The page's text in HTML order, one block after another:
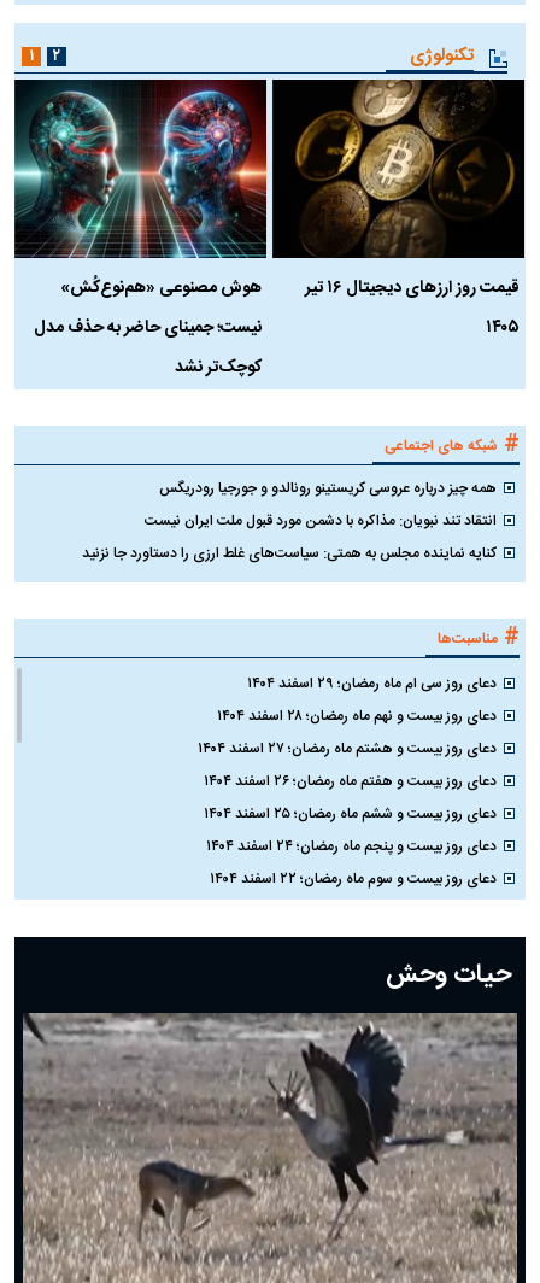
تکنولوژی
قیمت روز ارز‌های دیجیتال ۱۶ تیر
۱۴۰۵
هوش مصنوعی «هم‌نوع‌کُش»
نیست؛ جمینای حاضر به حذف مدل
کوچک‌تر نشد
۱ ۲
# شبکه های اجتماعی
همه چیز درباره عروسی کریستینو رونالدو و جورجیا رودریگس
انتقاد تند نبویان: مذاکره با دشمن مورد قبول ملت ایران نیست
کنایه نماینده مجلس به همتی: سیاست‌های غلط ارزی را دستاورد جا نزنید
# مناسبت‌ها
دعای روز سی ام ماه رمضان؛ ۲۹ اسفند ۱۴۰۴
دعای روز بیست و نهم ماه رمضان؛ ۲۸ اسفند ۱۴۰۴
دعای روز بیست و هشتم ماه رمضان؛ ۲۷ اسفند ۱۴۰۴
دعای روز بیست و هفتم ماه رمضان؛ ۲۶ اسفند ۱۴۰۴
دعای روز بیست و ششم ماه رمضان؛ ۲۵ اسفند ۱۴۰۴
دعای روز بیست و پنجم ماه رمضان؛ ۲۴ اسفند ۱۴۰۴
دعای روز بیست و سوم ماه رمضان؛ ۲۲ اسفند ۱۴۰۴
دعای روز بیستم ماه رمضان؛ ۱۹ اسفند ۱۴۰۴
دعای روز هشتم ماه مبارک رمضان؛ ۷ اسفند ماه ۱۴۰۴
دعای روز هفتم ماه رمضان؛ ۶ اسفند ۱۴۰۴
دعای روز ششم ماه رمضان؛ ۵ اسفند ۱۴۰۴
دعای روز پنجم ماه رمضان؛ ۴ اسفند ۱۴۰۴
دعای روز چهارم ماه مبارک رمضان؛ ۳ اسفند ۱۴۰۴
دعای روز سوم ماه مبارک رمضان؛ ۱۴ اسفند ۱۴۰۴
دعای روز دوم ماه مبارک رمضان ۱ اسفند ماه ۱۴۰۴
دعای روز اول ماه مبارک رمضان، ۳۰ بهمن ۱۴۰۴
حضرت زینب(س) چگونه از دنیا رفت؟
بهترین پیامک تبریک روز پدر ۱۴۰۴؛ جملات زیبا و صمیمانه
حیات وحش